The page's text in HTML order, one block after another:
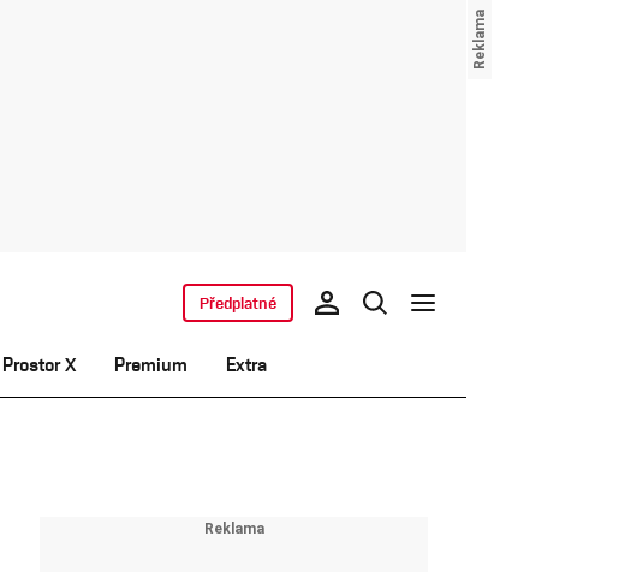
Prostor X Premium Extra
Předplatné